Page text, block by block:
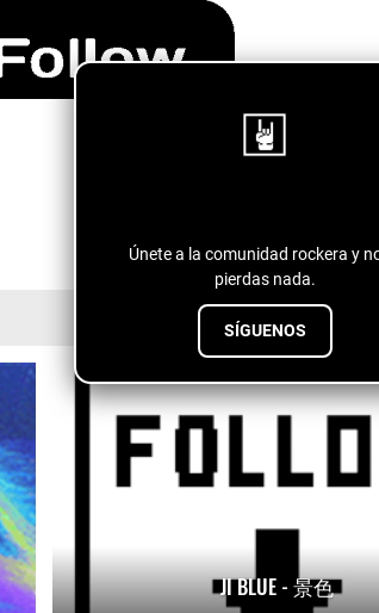
Únete a la comunidad rockera y
pierdas nada.
SÍGUENOS
JI BLUE - 景色